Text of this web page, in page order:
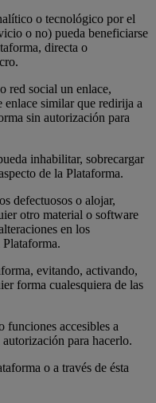
o tecnológico por el
o no) pueda beneficiarse
directa o
red social un enlace,
similar que redirija a
sin autorización para
inhabilitar, sobrecargar
de la Plataforma.
defectuosos o alojar,
otro material o software
en los
evitando, activando,
forma cualesquiera de las
accesibles a
para hacerlo.
o a través de ésta